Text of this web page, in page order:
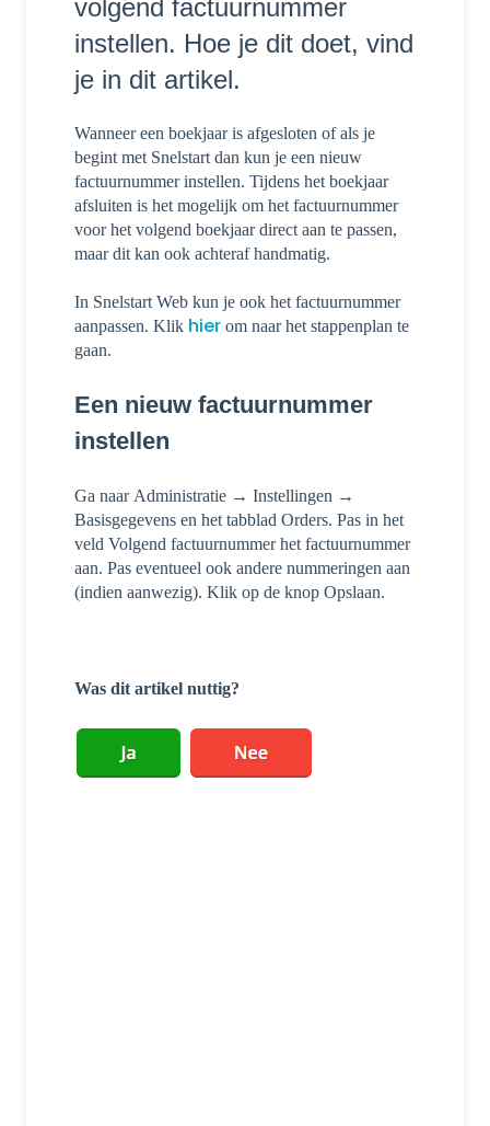
volgend factuurnummer
instellen. Hoe je dit doet, vind
je in dit artikel.
Wanneer een boekjaar is afgesloten of als je
begint met Snelstart dan kun je een nieuw
factuurnummer instellen. Tijdens het boekjaar
afsluiten is het mogelijk om het factuurnummer
voor het volgend boekjaar direct aan te passen,
maar dit kan ook achteraf handmatig.
In Snelstart Web kun je ook het factuurnummer
aanpassen. Klik hier om naar het stappenplan te
gaan.
Een nieuw factuurnummer
instellen
Ga naar Administratie → Instellingen →
Basisgegevens en het tabblad Orders. Pas in het
veld Volgend factuurnummer het factuurnummer
aan. Pas eventueel ook andere nummeringen aan
(indien aanwezig). Klik op de knop Opslaan.
Was dit artikel nuttig?